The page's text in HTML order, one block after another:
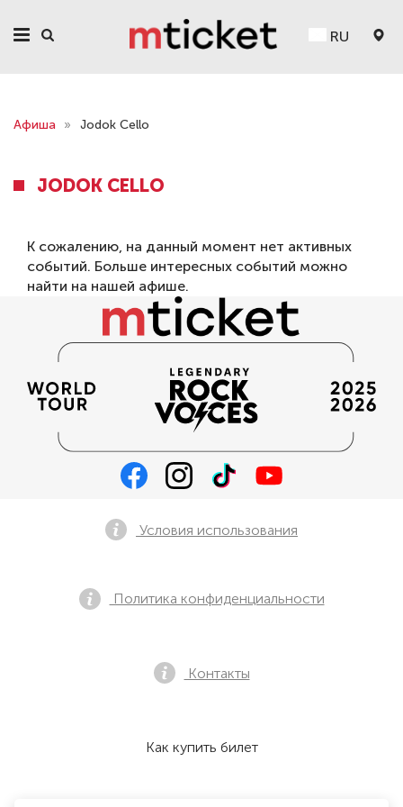
RU
Афиша » Jodok Cello
JODOK CELLO
К сожалению, на данный момент нет активных
событий. Больше интересных событий можно
найти на нашей афише.
Условия использования
Политика конфиденциальности
Контакты
Как купить билет